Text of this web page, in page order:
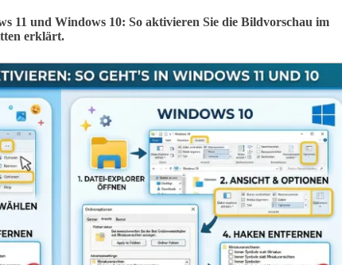
11 und Windows 10: So aktivieren Sie die Bildvorschau im
erklärt.